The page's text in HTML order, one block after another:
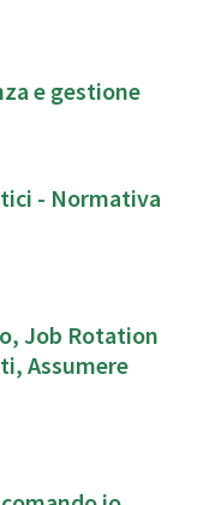
e gestione
- Normativa
Job Rotation
Assumere